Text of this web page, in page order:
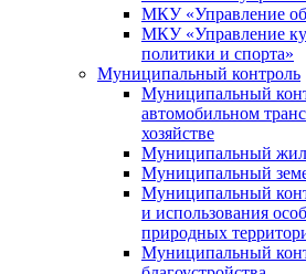
МКУ «Управление
МКУ «Управление
политики и спорта»
Муниципальный контроль
Муниципальный
автомобильном
хозяйстве
Муниципальный
Муниципальный
Муниципальный
и использования
природных
Муниципальный